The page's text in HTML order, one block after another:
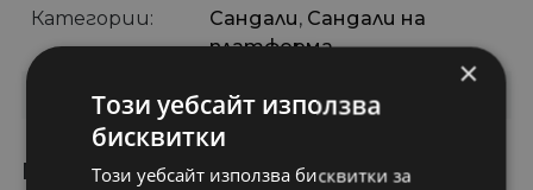
Категории Сандали, Сандали на
платформа
Бранд OUGE
ПРЕПОРЪЧАНИ ПРОДУКТИ
×
Този уебсайт използва
бисквитки
Този уебсайт използва бисквитки за